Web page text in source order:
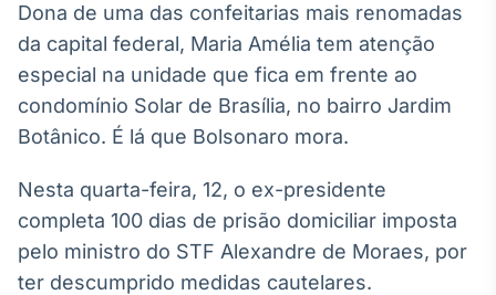
Broadcast
Wallboard
Conteúdos e
dados para
displays e telas
Broadcast
conteúdos
Dona de uma das confeitarias mais renomadas
da capital federal, Maria Amélia tem atenção
especial na unidade que fica em frente ao
condomínio Solar de Brasília, no bairro Jardim
Botânico. É lá que Bolsonaro mora.
Nesta quarta-feira, 12, o ex-presidente
completa 100 dias de prisão domiciliar imposta
pelo ministro do STF Alexandre de Moraes, por
ter descumprido medidas cautelares.